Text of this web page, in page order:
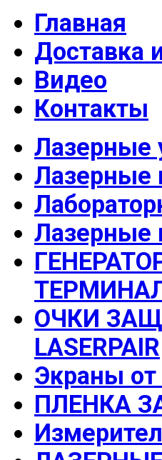
Главная
Доставка
Видео
Контакты
Лазерные
Лазерные
Лазерные
ОЧКИ
LASERPAIR
Экраны от
ПЛЕНКА